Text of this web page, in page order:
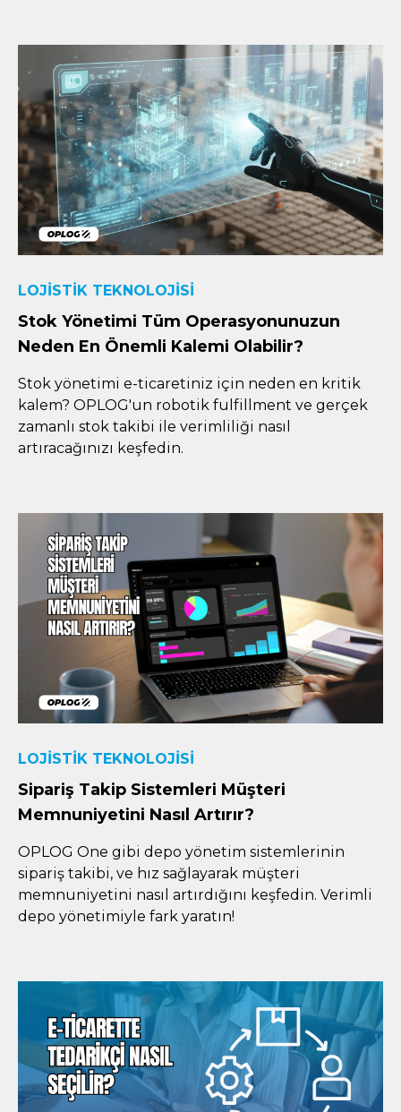
LOJISTIK TEKNOLOJISI
Stok Yönetimi Tüm Operasyonunuzun
Neden En Önemli Kalemi Olabilir?
Stok yönetimi e-ticaretiniz için neden en kritik
kalem? OPLOG'un robotik fulfillment ve gerçek
zamanlı stok takibi ile verimliliği nasıl
artıracağınızı keşfedin.
LOJISTIK TEKNOLOJISI
Sipariş Takip Sistemleri Müşteri
Memnuniyetini Nasıl Artırır?
OPLOG One gibi depo yönetim sistemlerinin
sipariş takibi, ve hız sağlayarak müşteri
memnuniyetini nasıl artırdığını keşfedin. Verimli
depo yönetimiyle fark yaratın!